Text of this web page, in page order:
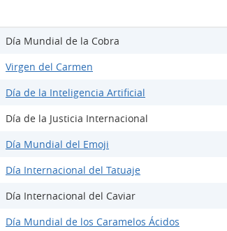
Día Mundial de la Cobra
Virgen del Carmen
Día de la Inteligencia Artificial
Día de la Justicia Internacional
Día Mundial del Emoji
Día Internacional del Tatuaje
Día Internacional del Caviar
Día Mundial de los Caramelos Ácidos